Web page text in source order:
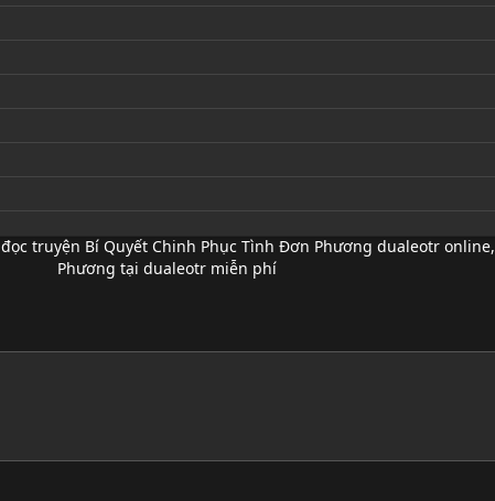
đọc truyện Bí Quyết Chinh Phục Tình Đơn Phương dualeotr online,
Phương tại dualeotr miễn phí